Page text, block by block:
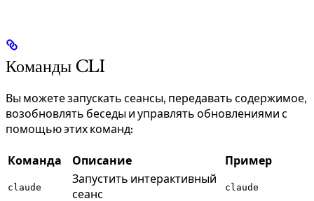
Команды CLI
Вы можете запускать сеансы, передавать содержимое,
возобновлять беседы и управлять обновлениями с
помощью этих команд:
Команда Описание Пример
claude
Запустить интерактивный
сеанс
claude